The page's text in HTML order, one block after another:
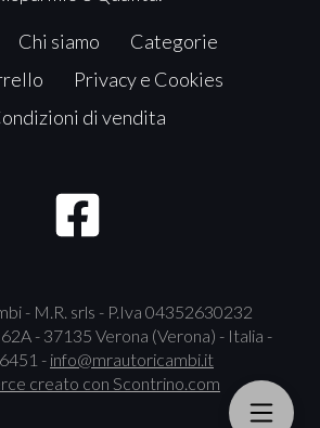
Chi siamo
Categorie
Privacy e Cookies
di vendita
- M.R. srls - P.Iva 04352630232
- 37135 Verona (Verona) - Italia -
- info@mrautoricambi.it
creato con Scontrino.com